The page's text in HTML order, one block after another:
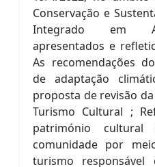
Conservação e
Integrado em
apresentados e
As recomendações
de adaptação
proposta de revisão
Turismo Cultural ;
património
comunidade por
turismo